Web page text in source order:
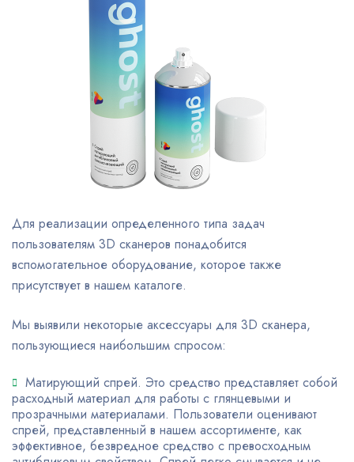
Для реализации определенного типа задач
пользователям 3D сканеров понадобится
вспомогательное оборудование, которое также
присутствует в нашем каталоге.
Мы выявили некоторые аксессуары для 3D сканера,
пользующиеся наибольшим спросом:
Матирующий спрей. Это средство представляет собой
расходный материал для работы с глянцевыми и
прозрачными материалами. Пользователи оценивают
спрей, представленный в нашем ассортименте, как
эффективное, безвредное средство с превосходным